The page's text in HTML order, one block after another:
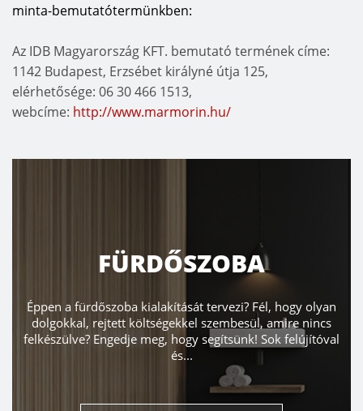
minta-bemutatótermünkben:
Az IDB Magyarország KFT. bemutató termének címe:
1142 Budapest, Erzsébet királyné útja 125,
elérhetősége: 06 30 466 1513,
webcíme: http://www.marmorin.hu/
FÜRDŐSZOBA
Éppen a fürdőszoba kialakítását tervezi? Fél, hogy olyan
dolgokkal, rejtett költségekkel szembesül, amire nincs
felkészülve? Engedje meg, hogy segítsünk! Sok felújítóval
és...